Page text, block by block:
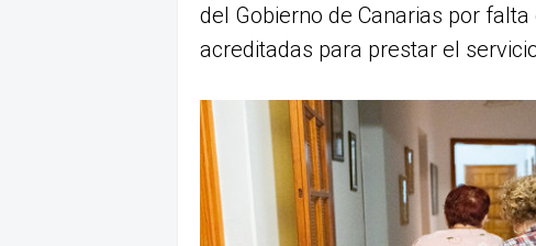
del Gobierno de Canarias por
acreditadas para prestar el